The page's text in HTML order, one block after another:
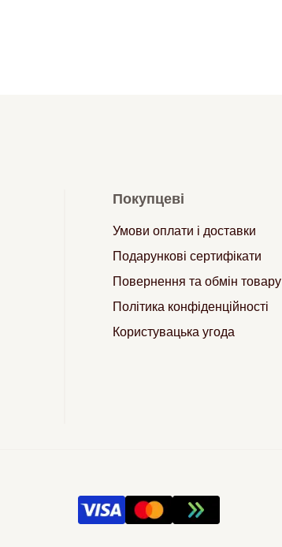
Покупцеві
Умови оплати і доставки
Подарункові сертифікати
Повернення та обмін товару
Політика конфіденційності
Користувацька угода